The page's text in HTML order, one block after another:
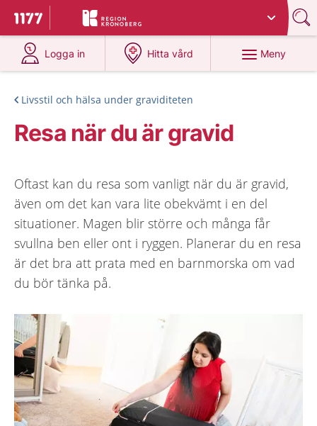
Till startsidan för 1177
Du har valt region
Logga in
på 1177.se
Hitta vård
på 1177.se
Meny
Livsstil och hälsa under graviditeten
Resa när du är gravid
Oftast kan du resa som vanligt när du är gravid,
även om det kan vara lite obekvämt i en del
situationer. Magen blir större och många får
svullna ben eller ont i ryggen. Planerar du en resa
är det bra att prata med en barnmorska om vad
du bör tänka på.